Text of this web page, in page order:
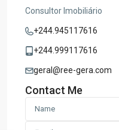
Consultor Imobiliário
+244.945117616
+244.999117616
geral@ree-gera.com
Contact Me